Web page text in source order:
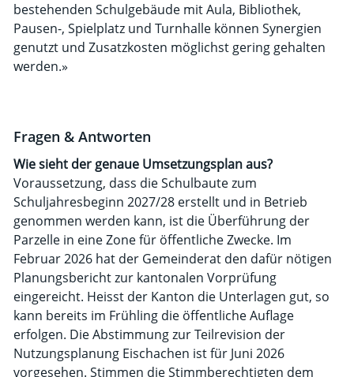
bestehenden Schulgebäude mit Aula, Bibliothek,
Pausen-, Spielplatz und Turnhalle können Syner­gien
genutzt und Zusatzkosten möglichst gering gehalten
werden.»
Fragen & Antworten
Wie sieht der genaue Umsetzungsplan aus?
Voraussetzung, dass die Schulbaute zum
Schuljahresbeginn 2027/28 erstellt und in Betrieb
genommen werden kann, ist die Überführung der
Parzelle in eine Zone für öffentliche Zwecke. Im
Februar 2026 hat der Gemeinderat den dafür nötigen
Planungsbericht zur kantonalen Vorprüfung
eingereicht. Heisst der Kanton die Unterlagen gut, so
kann bereits im Frühling die öffentliche Auflage
erfolgen. Die Abstimmung zur Teilrevision der
Nutzungsplanung Eischachen ist für Juni 2026
vorgesehen. Stimmen die Stimmberechtigten dem